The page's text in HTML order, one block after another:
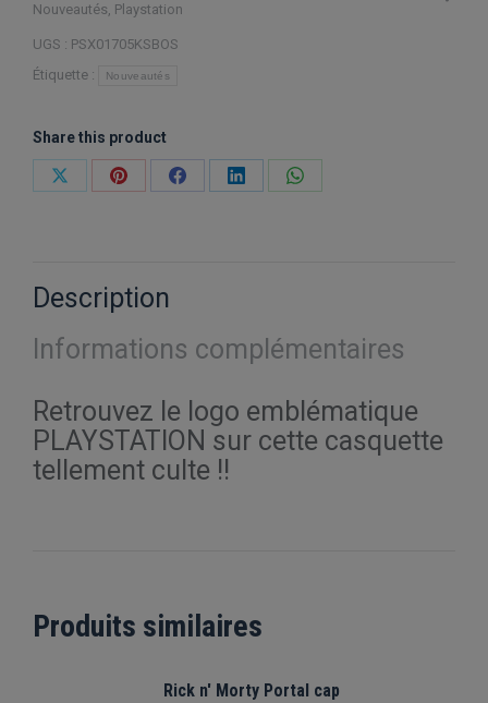
Nouveautés, Playstation
UGS : PSX01705KSBOS
Étiquette :
Nouveautés
Share this product
PartagerPartagerPartagerPartagerPartager
Description
Informations complémentaires
Retrouvez le logo emblématique
PLAYSTATION sur cette casquette
tellement culte !!
Produits similaires
Rick n' Morty Portal cap